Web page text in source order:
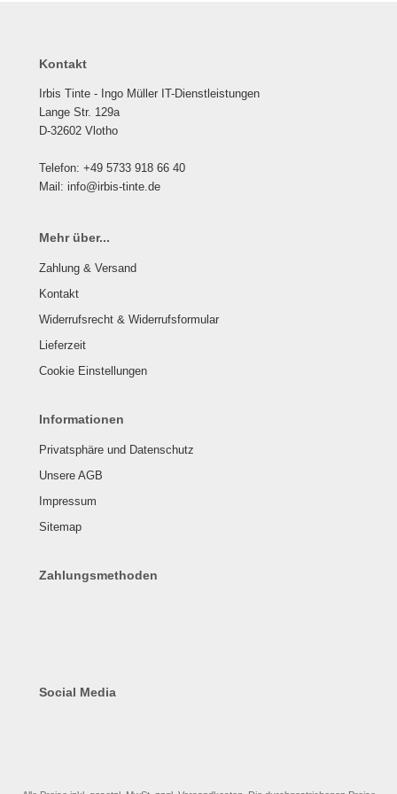
Kontakt
Irbis Tinte - Ingo Müller IT-Dienstleistungen
Lange Str. 129a
D-32602 Vlotho
Telefon: +49 5733 918 66 40
Mail: info@irbis-tinte.de
Mehr über...
Zahlung & Versand
Kontakt
Widerrufsrecht & Widerrufsformular
Lieferzeit
Cookie Einstellungen
Informationen
Privatsphäre und Datenschutz
Unsere AGB
Impressum
Sitemap
Zahlungsmethoden
Social Media